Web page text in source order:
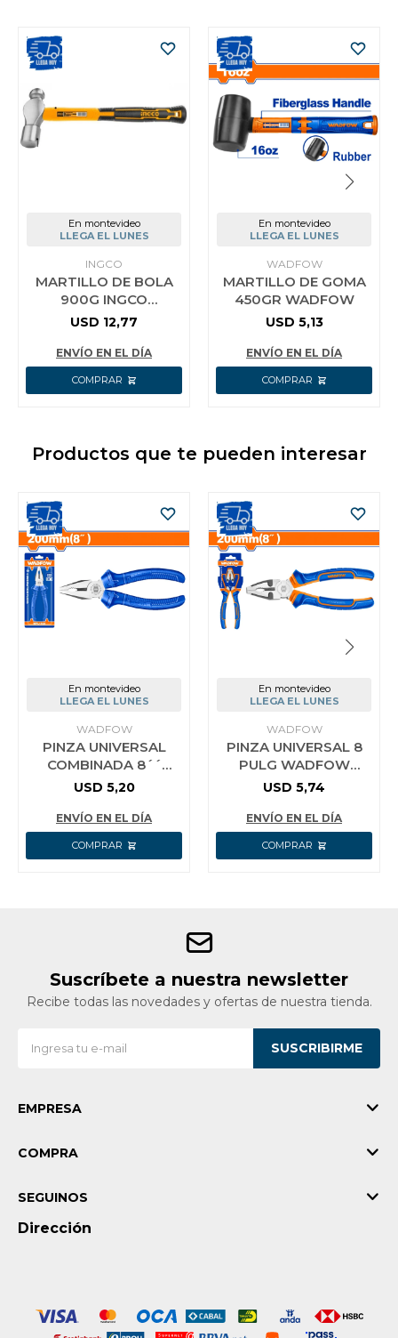
En montevideo
LLEGA EL LUNES
INGCO
MARTILLO DE BOLA
900G INGCO
HBPH88032
USD 12,77
ENVÍO EN EL DÍA
En montevideo
LLEGA EL LUNES
WADFOW
MARTILLO DE GOMA
450GR WADFOW
USD 5,13
ENVÍO EN EL DÍA
Productos que te pueden interesar
En montevideo
LLEGA EL LUNES
WADFOW
PINZA UNIVERSAL
COMBINADA 8´´
WADFOW
USD 5,20
ENVÍO EN EL DÍA
En montevideo
LLEGA EL LUNES
WADFOW
PINZA UNIVERSAL 8
PULG WADFOW
WPL1C08
USD 5,74
ENVÍO EN EL DÍA
Suscríbete a nuestra newsletter
Recibe todas las novedades y ofertas de nuestra tienda.
SUSCRIBIRME
EMPRESA
COMPRA
Dirección
SEGUINOS